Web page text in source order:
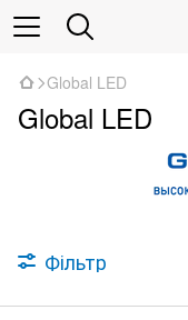
Global LED
Global LED
Фільтр